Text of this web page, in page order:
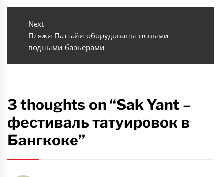
Next
Next
post:
Пляжи Паттайи оборудованы новыми
водными барьерами
3 thoughts on “Sak Yant –
фестиваль татуировок в
Бангкоке”